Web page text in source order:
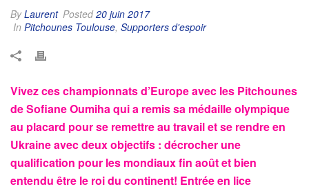
ByLaurent Posted20 juin 2017
In Pitchounes Toulouse, Supporters d'espoir
Vivez ces championnats d’Europe avec les Pitchounes
de Sofiane Oumiha qui a remis sa médaille olympique
au placard pour se remettre au travail et se rendre en
Ukraine avec deux objectifs : décrocher une
qualification pour les mondiaux fin août et bien
entendu être le roi du continent! Entrée en lice